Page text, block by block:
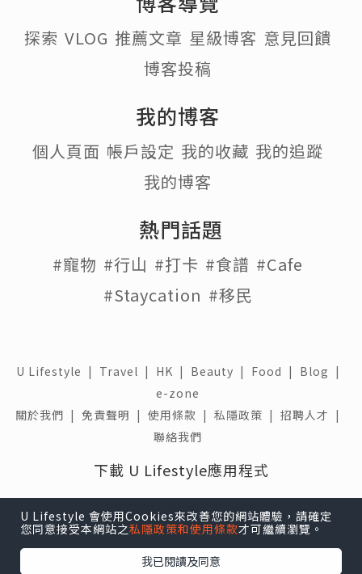
探索 VLOG 推薦文章 星級博客 意見回饋
博客投稿
我的博客
個人頁面 帳戶設定 我的收藏 我的追蹤
我的博客
熱門話題
#寵物 #行山 #打卡 #食譜 #Cafe
#Staycation #移民
U Lifestyle | Travel | HK | Beauty | Food | Blog |
e-zone
關於我們 | 免責聲明 | 使用條款 | 私隱政策 | 招聘人才 |
聯絡我們
下載 U Lifestyle應用程式
U Lifestyle 會使用Cookies來改善您的網站體驗，請確定
您同意接受本網站之私隱政策和使用條款才可繼續瀏覽。
我已閱讀及同意